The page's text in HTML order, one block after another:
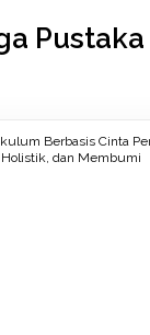
Pustaka
Berbasis Cinta
dan Membumi